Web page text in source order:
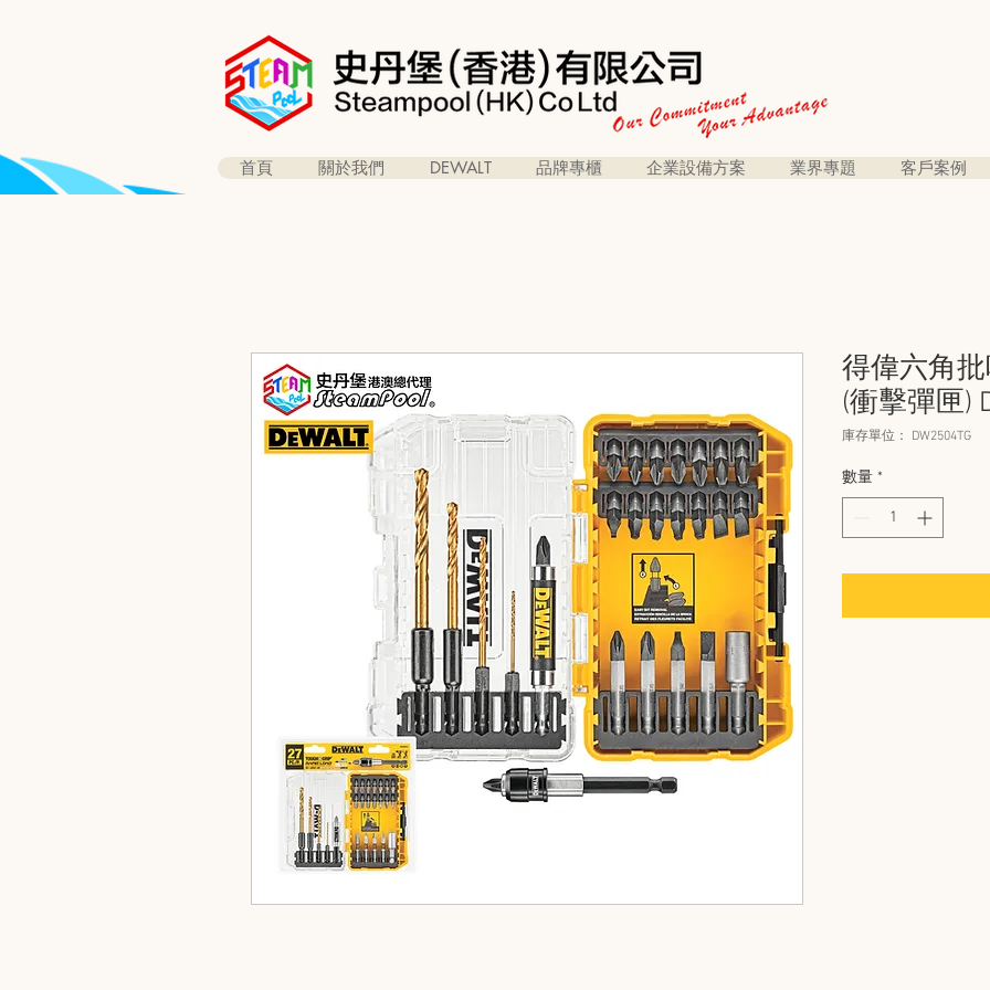
首頁 關於我們 DEWALT 品牌專櫃 企業設備方案 業界專題 客戶案例
得偉六角
(衝擊彈匣)
庫存單位： DW2504TG
數量 *